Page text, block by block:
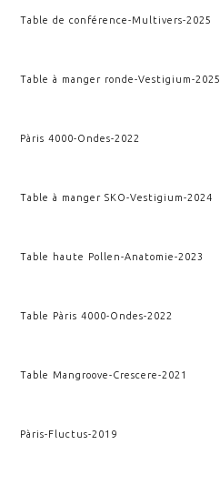
Table de conférence-Multivers-2025
Table à manger ronde-Vestigium-2025
Pàris 4000-Ondes-2022
Table à manger SKO-Vestigium-2024
Table haute Pollen-Anatomie-2023
Table Pàris 4000-Ondes-2022
Table Mangroove-Crescere-2021
Pàris- Fluctus-2019